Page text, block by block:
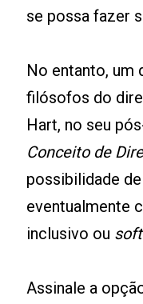
se possa fazer
No entanto, um
filósofos do
Hart, no seu
Conceito de
possibilidade
eventualmente
inclusivo ou
Assinale a